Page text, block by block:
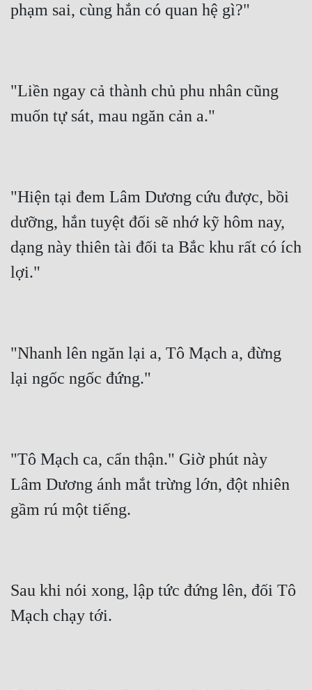
phạm sai, cùng hắn có quan hệ gì?"
"Liền ngay cả thành chủ phu nhân cũng
muốn tự sát, mau ngăn cản a."
"Hiện tại đem Lâm Dương cứu được, bồi
dưỡng, hắn tuyệt đối sẽ nhớ kỹ hôm nay,
dạng này thiên tài đối ta Bắc khu rất có ích
lợi."
"Nhanh lên ngăn lại a, Tô Mạch a, đừng
lại ngốc ngốc đứng."
"Tô Mạch ca, cẩn thận." Giờ phút này
Lâm Dương ánh mắt trừng lớn, đột nhiên
gầm rú một tiếng.
Sau khi nói xong, lập tức đứng lên, đối Tô
Mạch chạy tới.